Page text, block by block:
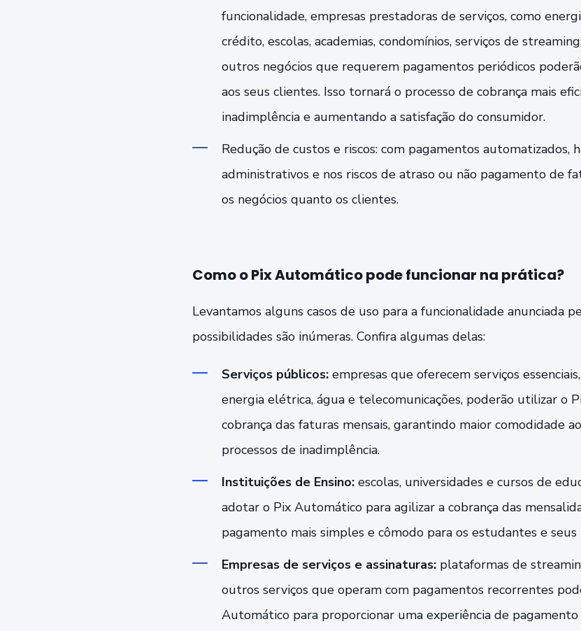
funcionalidade, empresas prestadoras de serviços, como
crédito, escolas, academias, condomínios, serviços de
outros negócios que requerem pagamentos periódicos
aos seus clientes. Isso tornará o processo de cobrança mais
inadimplência e aumentando a satisfação do consumidor.
Redução de custos e riscos: com pagamentos automatizados,
administrativos e nos riscos de atraso ou não pagamento de
os negócios quanto os clientes.
Como o Pix Automático pode funcionar na prática?
Levantamos alguns casos de uso para a funcionalidade anunciada
possibilidades são inúmeras. Confira algumas delas:
Serviços públicos:empresas que oferecem serviços
energia elétrica, água e telecomunicações, poderão utilizar o
cobrança das faturas mensais, garantindo maior comodidade
processos de inadimplência.
Instituições de Ensino: escolas, universidades e cursos de
adotar o Pix Automático para agilizar a cobrança das
pagamento mais simples e cômodo para os estudantes e seus
Empresas de serviços e assinaturas:plataformas de
outros serviços que operam com pagamentos recorrentes
Automático para proporcionar uma experiência de